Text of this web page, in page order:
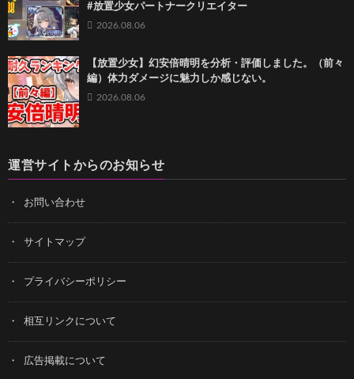
#放置少女パートナークリエイター
2026.08.06
【放置少女】幻安倍晴明を分析・評価しました。（前々
編）体力ダメージに魅力しか感じない。
2026.08.06
運営サイトからのお知らせ
お問い合わせ
サイトマップ
プライバシーポリシー
相互リンクについて
広告掲載について